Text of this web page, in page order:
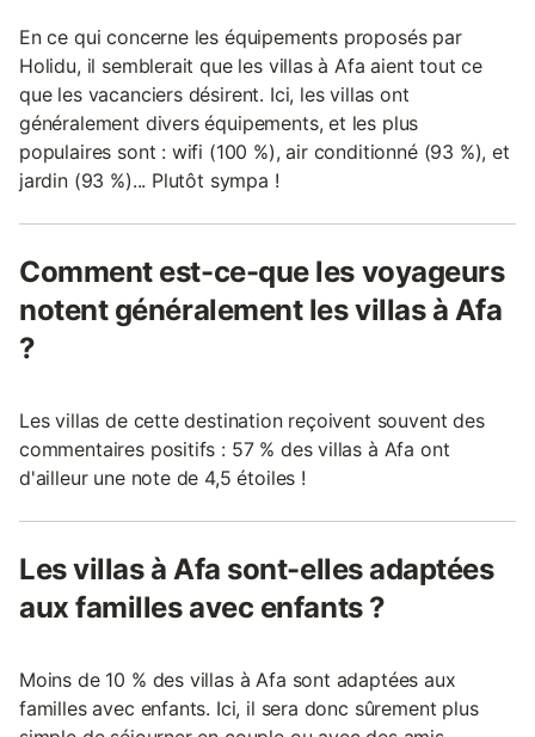
En ce qui concerne les équipements proposés par
Holidu, il semblerait que les villas à Afa aient tout ce
que les vacanciers désirent. Ici, les villas ont
généralement divers équipements, et les plus
populaires sont : wifi (100 %), air conditionné (93 %), et
jardin (93 %)... Plutôt sympa !
Comment est-ce-que les voyageurs
notent généralement les villas à Afa
?
Les villas de cette destination reçoivent souvent des
commentaires positifs : 57 % des villas à Afa ont
d'ailleur une note de 4,5 étoiles !
Les villas à Afa sont-elles adaptées
aux familles avec enfants ?
Moins de 10 % des villas à Afa sont adaptées aux
familles avec enfants. Ici, il sera donc sûrement plus